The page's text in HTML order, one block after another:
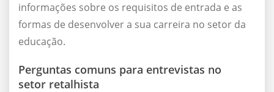
informações sobre os requisitos de entrada e as
formas de desenvolver a sua carreira no setor da
educação.
Perguntas comuns para entrevistas no
setor retalhista